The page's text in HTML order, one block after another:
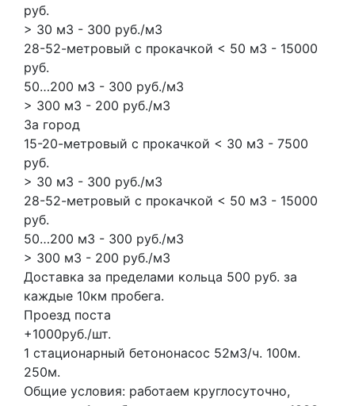
руб.
> 30 м3 - 300 руб./м3
28-52-метровый с прокачкой < 50 м3 - 15000
руб.
50…200 м3 - 300 руб./м3
> 300 м3 - 200 руб./м3
За город
15-20-метровый с прокачкой < 30 м3 - 7500
руб.
> 30 м3 - 300 руб./м3
28-52-метровый с прокачкой < 50 м3 - 15000
руб.
50…200 м3 - 300 руб./м3
> 300 м3 - 200 руб./м3
Доставка за пределами кольца 500 руб. за
каждые 10км пробега.
Проезд поста
+1000руб./шт.
1 стационарный бетононасос 52м3/ч. 100м.
250м.
Общие условия: работаем круглосуточно,